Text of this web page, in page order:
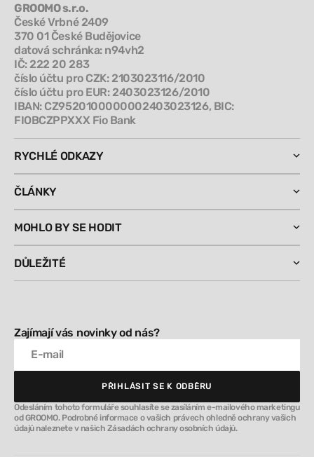
GROOMO s.r.o.
České Vrbné 2409
370 01 České Budějovice
datová schránka: n94vh2
IČ: 222 20 283
číslo účtu pro CZK: 2103023116/2010
číslo účtu pro EUR: 2403023126/2010
IBAN: CZ9520100000002403023126, BIC:
FIOBCZPPXXX Fio Bank
RYCHLÉ ODKAZY
ČLÁNKY
MOHLO BY SE HODIT
DŮLEŽITÉ
Zajímají vás novinky od nás?
E-mail
PŘIHLÁSIT SE K ODBĚRU
PŘIHLÁSIT SE K ODBĚRU
Odesláním tohoto formuláře souhlasíte se zasíláním e-mailového marketingu
od GROOMO. Podrobné informace o vašich právech ohledně ochrany vašich
údajů naleznete v našich Zásadách ochrany osobních údajů.